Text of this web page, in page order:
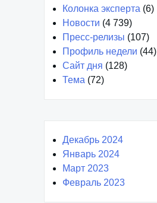
Колонка эксперта (6)
Новости (4 739)
Пресс-релизы (107)
Профиль недели (44)
Сайт дня (128)
Тема (72)
Декабрь 2024
Январь 2024
Март 2023
Февраль 2023